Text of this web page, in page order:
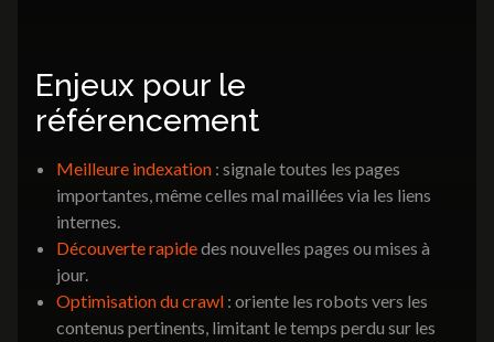
Identité visuelle
Nos réalisations
3K Magazine
Nous contacter
Enjeux pour le
référencement
Meilleure indexation : signale toutes les pages
importantes, même celles mal maillées via les liens
internes.
Découverte rapidedes nouvelles pages ou mises à
jour.
Optimisation du crawl : oriente les robots vers les
contenus pertinents, limitant le temps perdu sur les